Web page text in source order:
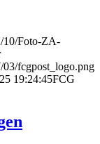
10/Foto-ZA-
fcgpost_logo.png
19:24:45FCG